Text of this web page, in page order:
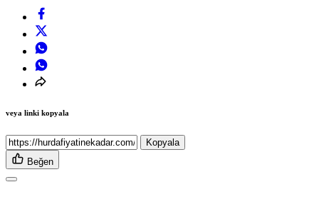
veya linki kopyala
Kopyala
Beğen